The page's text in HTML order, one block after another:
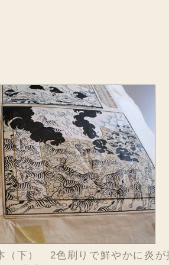
（下） 2色刷りで鮮やかに炎が